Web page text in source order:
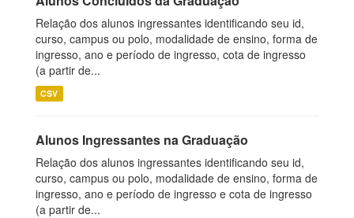
Relação dos alunos ingressantes identificando seu id,
curso, campus ou polo, modalidade de ensino, forma de
ingresso, ano e período de ingresso, cota de ingresso
(a partir de...
CSV
Alunos Ingressantes na Graduação
Relação dos alunos ingressantes identificando seu id,
curso, campus ou polo, modalidade de ensino, forma de
ingresso, ano e período de ingresso e cota de ingresso
(a partir de...